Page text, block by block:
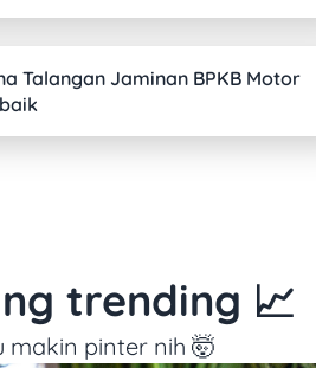
Talangan Jaminan BPKB Motor
trending 📈
makin pinter nih 🤯